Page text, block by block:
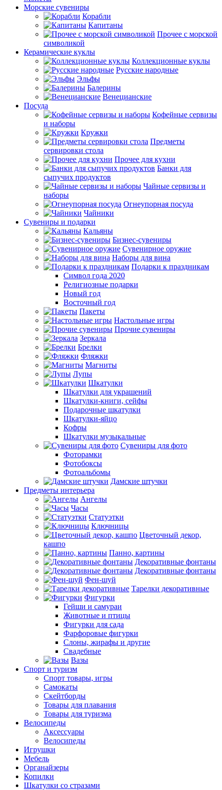
Морские сувениры
Корабли
Капитаны
Прочее с морской
символикой
Керамические куклы
Коллекционные куклы
Русские народные
Эльфы
Балерины
Венецианские
Посуда
Кофейные сервизы
и наборы
Кружки
Предметы
сервировки стола
Прочее для кухни
Банки для
сыпучих продуктов
Чайные сервизы и
наборы
Огнеупорная посуда
Чайники
Сувениры и подарки
Кальяны
Бизнес-сувениры
Сувенирное оружие
Наборы для вина
Подарки к праздникам
Символ года 2020
Религиозные подарки
Новый год
Восточный год
Пакеты
Настольные игры
Прочие сувениры
Зеркала
Брелки
Фляжки
Магниты
Лупы
Шкатулки
Шкатулки для украшений
Шкатулки-книги, сейфы
Подарочные шкатулки
Шкатулки-яйцо
Кофры
Шкатулки музыкальные
Сувениры для фото
Фоторамки
Фотобоксы
Фотоальбомы
Дамские штучки
Предметы интерьера
Ангелы
Часы
Статуэтки
Ключницы
Цветочный декор,
кашпо
Панно, картины
Декоративные фонтаны
Декоративные фонтаны
Фен-шуй
Тарелки декоративные
Фигурки
Гейши и самураи
Животные и птицы
Фигурки для сада
Фарфоровые фигурки
Слоны, жирафы и другие
Свадебные
Вазы
Спорт и туризм
Спорт товары, игры
Самокаты
Скейтборды
Товары для плавания
Товары для туризма
Велосипеды
Аксессуары
Велосипеды
Игрушки
Мебель
Органайзеры
Копилки
Шкатулки со стразами